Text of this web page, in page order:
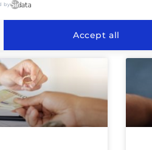
by
Accept all